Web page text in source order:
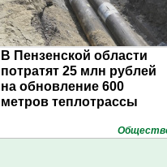
В Пензенской области
потратят 25 млн рублей
на обновление 600
метров теплотрассы